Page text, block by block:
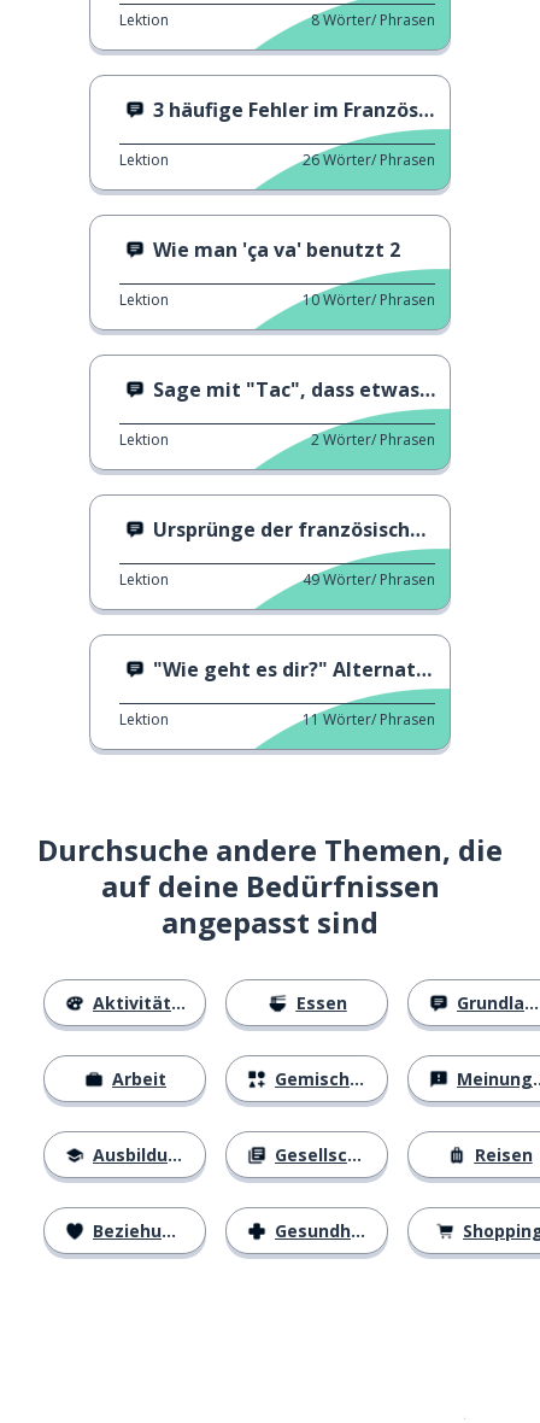
Lektion 8Wörter/ Phrasen
3 häufige Fehler im Französischen
Lektion 26Wörter/ Phrasen
Wie man 'ça va' benutzt 2
Lektion 10Wörter/ Phrasen
Sage mit "Tac", dass etwas erledigt ist
Lektion 2Wörter/ Phrasen
Ursprünge der französischen Sprache
Lektion 49Wörter/ Phrasen
"Wie geht es dir?" Alternativen
Lektion 11Wörter/ Phrasen
Durchsuche andere Themen, die
auf deine Bedürfnissen
angepasst sind
Aktivitäten
Arbeit
Ausbildung
Beziehungen
Essen
Gemischtes
Gesellschaft
Gesundheit
Grundlagen
Meinungen
Reisen